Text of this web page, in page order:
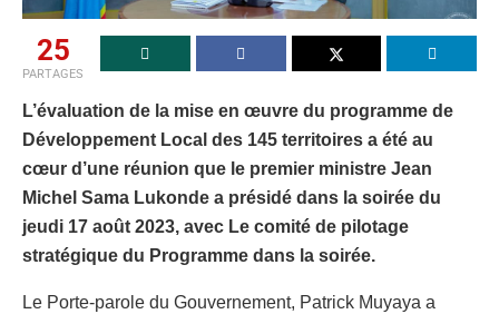
25
PARTAGES
L’évaluation de la mise en œuvre du programme de
Développement Local des 145 territoires a été au
cœur d’une réunion que le premier ministre Jean
Michel Sama Lukonde a présidé dans la soirée du
jeudi 17 août 2023, avec Le comité de pilotage
stratégique du Programme dans la soirée.
Le Porte-parole du Gouvernement, Patrick Muyaya a